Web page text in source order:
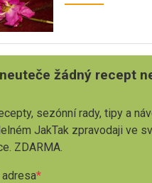
žádný recept
sezónní rady, tipy a
JakTak zpravodaji ve
ZDARMA.